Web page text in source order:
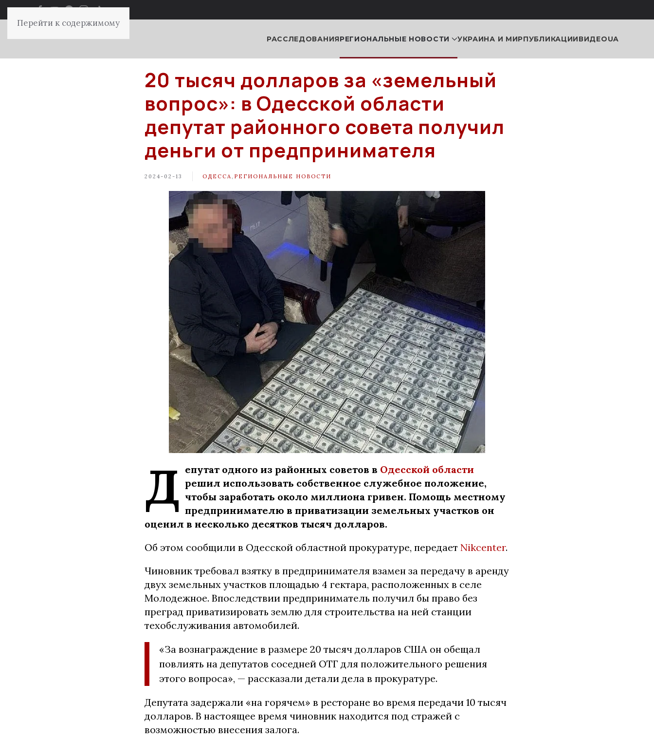
Перейти к содержимому
РАССЛЕДОВАНИЯРЕГИОНАЛЬНЫЕ НОВОСТИ УКРАИНА И МИРПУБЛИКАЦИИВИДЕОUA
20 тысяч долларов за «земельный
вопрос»: в Одесской области
депутат районного совета получил
деньги от предпринимателя
2024-02-13 ОДЕССА РЕГИОНАЛЬНЫЕ НОВОСТИ
Д епутат одного из районных советов в Одесской области
решил использовать собственное служебное положение,
чтобы заработать около миллиона гривен. Помощь местному
предпринимателю в приватизации земельных участков он
оценил в несколько десятков тысяч долларов.
Об этом сообщили в Одесской областной прокуратуре, передает Nikcenter.
Чиновник требовал взятку в предпринимателя взамен за передачу в аренду
двух земельных участков площадью 4 гектара, расположенных в селе
Молодежное. Впоследствии предприниматель получил бы право без
преград приватизировать землю для строительства на ней станции
техобслуживания автомобилей.
«За вознаграждение в размере 20 тысяч долларов США он обещал
повлиять на депутатов соседней ОТГ для положительного решения
этого вопроса», — рассказали детали дела в прокуратуре.
Депутата задержали «на горячем» в ресторане во время передачи 10 тысяч
долларов. В настоящее время чиновник находится под стражей с
возможностью внесения залога.